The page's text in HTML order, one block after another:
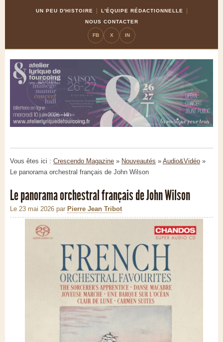
UN PEU D'HISTOIRE
L'ÉQUIPE RÉDACTIONNELLE
NOUS CONTACTER
FB X IN
Vous êtes ici : Crescendo Magazine » Nouveautés » Audio&Vidéo »
Le panorama orchestral français de John Wilson
Le panorama orchestral français de John Wilson
Le 23 mai 2026 par Pierre Jean Tribot